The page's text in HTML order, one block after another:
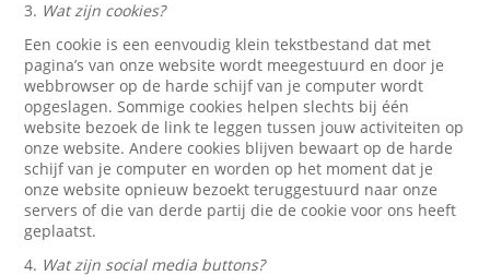
3. Wat zijn cookies?
Een cookie is een eenvoudig klein tekstbestand dat met
pagina’s van onze website wordt meegestuurd en door je
webbrowser op de harde schijf van je computer wordt
opgeslagen. Sommige cookies helpen slechts bij één
website bezoek de link te leggen tussen jouw activiteiten op
onze website. Andere cookies blijven bewaart op de harde
schijf van je computer en worden op het moment dat je
onze website opnieuw bezoekt teruggestuurd naar onze
servers of die van derde partij die de cookie voor ons heeft
geplaatst.
4. Wat zijn social media buttons?